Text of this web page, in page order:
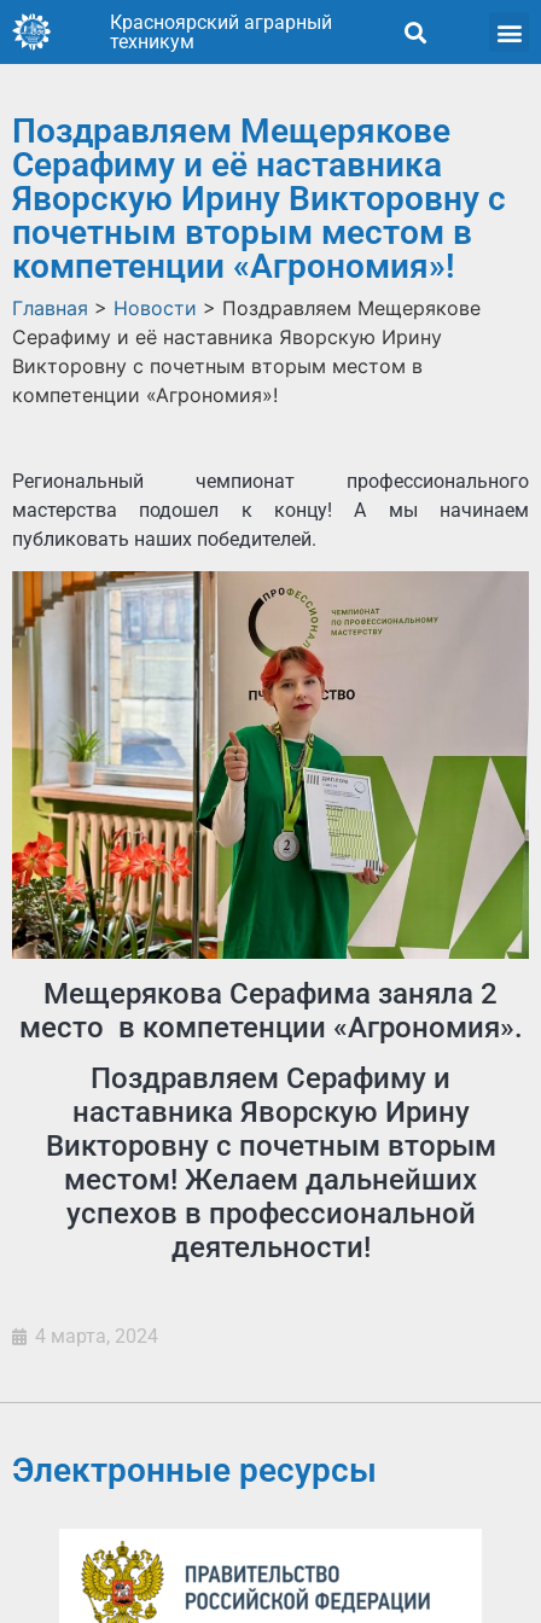
Красноярский аграрный
техникум
Поздравляем Мещеряковe
Серафиму и её наставника
Яворскую Ирину Викторовну с
почетным вторым местом в
компетенции «Агрономия»!
Главная > Новости > Поздравляем Мещеряковe
Серафиму и её наставника Яворскую Ирину
Викторовну с почетным вторым местом в
компетенции «Агрономия»!
Региональный чемпионат профессионального
мастерства подошел к концу! А мы начинаем
публиковать наших победителей.
Мещерякова Серафима заняла 2
место в компетенции «Агрономия».
Поздравляем Серафиму и
наставника Яворскую Ирину
Викторовну с почетным вторым
местом! Желаем дальнейших
успехов в профессиональной
деятельности!
4 марта, 2024
Электронные ресурсы